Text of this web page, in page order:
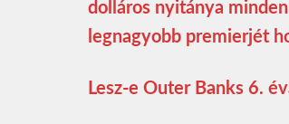
dolláros nyitánya
legnagyobb premierjét
Lesz-e Outer Banks 6.